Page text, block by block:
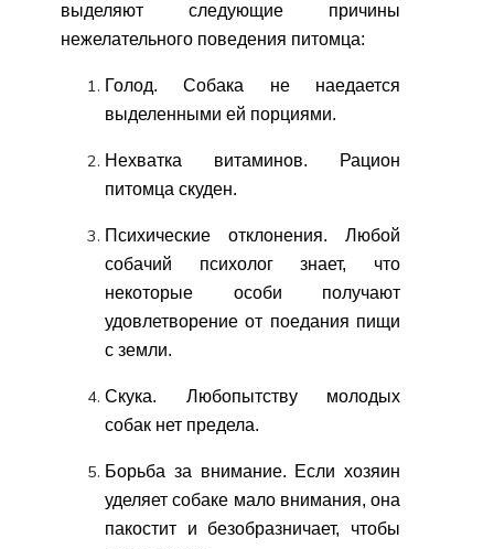
выделяют следующие причины
нежелательного поведения питомца:
Голод. Собака не наедается
выделенными ей порциями.
Нехватка витаминов. Рацион
питомца скуден.
Психические отклонения. Любой
собачий психолог знает, что
некоторые особи получают
удовлетворение от поедания пищи
с земли.
Скука. Любопытству молодых
собак нет предела.
Борьба за внимание. Если хозяин
уделяет собаке мало внимания, она
пакостит и безобразничает, чтобы